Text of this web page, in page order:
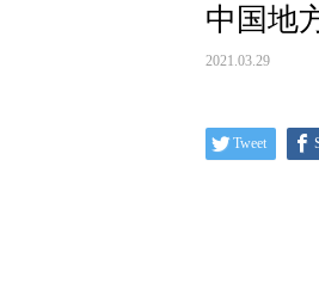
中国地
2021.03.29
Tweet